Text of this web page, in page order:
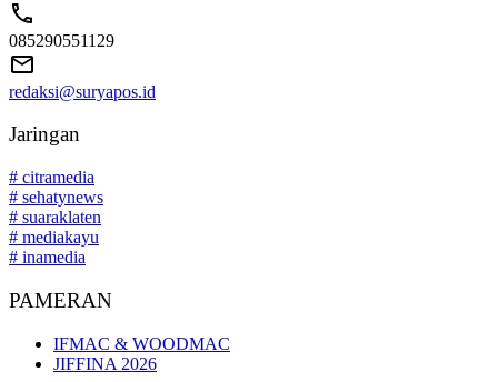
085290551129
redaksi@suryapos.id
Jaringan
# citramedia
# sehatynews
# suaraklaten
# mediakayu
# inamedia
PAMERAN
IFMAC & WOODMAC
JIFFINA 2026